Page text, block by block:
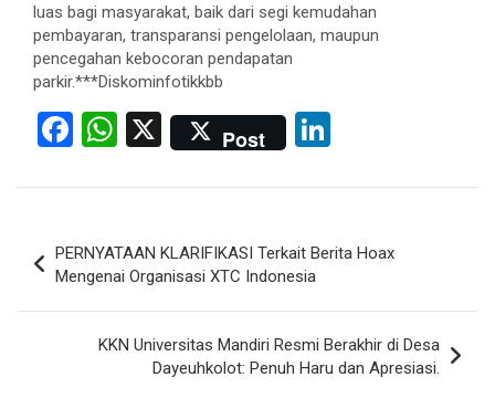
luas bagi masyarakat, baik dari segi kemudahan
pembayaran, transparansi pengelolaan, maupun
pencegahan kebocoran pendapatan
parkir.***Diskominfotikkbb
F
ce
b
o
o
W
at
s
A
p
p
X Post
ke
dI
n
navigation
PERNYATAAN KLARIFIKASI Terkait Berita Hoax
Mengenai Organisasi XTC Indonesia
KKN Universitas Mandiri Resmi Berakhir di Desa
Dayeuhkolot: Penuh Haru dan Apresiasi.